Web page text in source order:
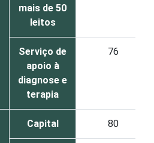
mais de 50
leitos
Serviço de
apoio à
diagnose e
terapia
76
Capital 80